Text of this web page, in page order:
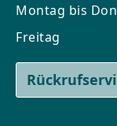
Montag bis
Freitag